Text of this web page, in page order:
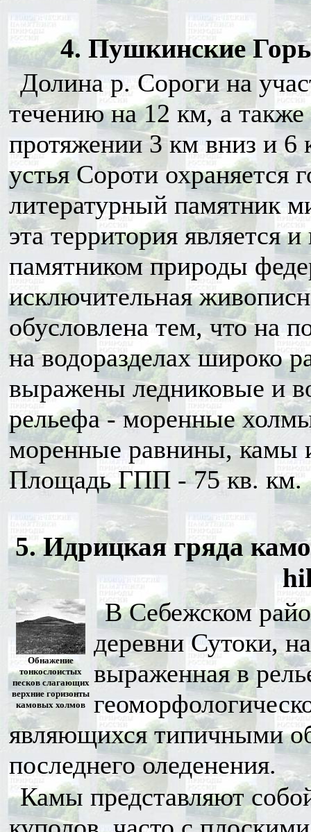
4. Пушкинские
Долина р. Сороги на
течению на 12 км, а
протяжении 3 км вниз и 6
устья Сороти охраняется
литературный памятник
эта территория является
памятником природы
исключительная
обусловлена тем, что на
на водоразделах широко
выражены ледниковые и
рельефа - моренные
моренные равнины, камы
Площадь ГПП - 75 кв. км.
5. Идрицкая гряда
Обнажение
тонкослоистых
песков слагающих
верхние горизонты
камовых холмов
В Себежском
деревни Сутоки,
выраженная в
являющихся типичными
последнего оледенения.
Камы представляют